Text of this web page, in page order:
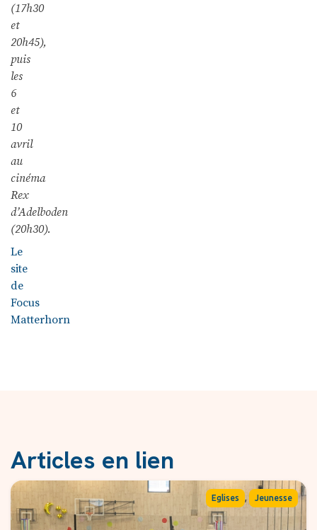
(17h30
et
20h45),
puis
les
6
et
10
avril
au
cinéma
Rex
d’Adelboden
(20h30).
Le
site
de
Focus
Matterhorn
Articles en lien
Eglises , Jeunesse